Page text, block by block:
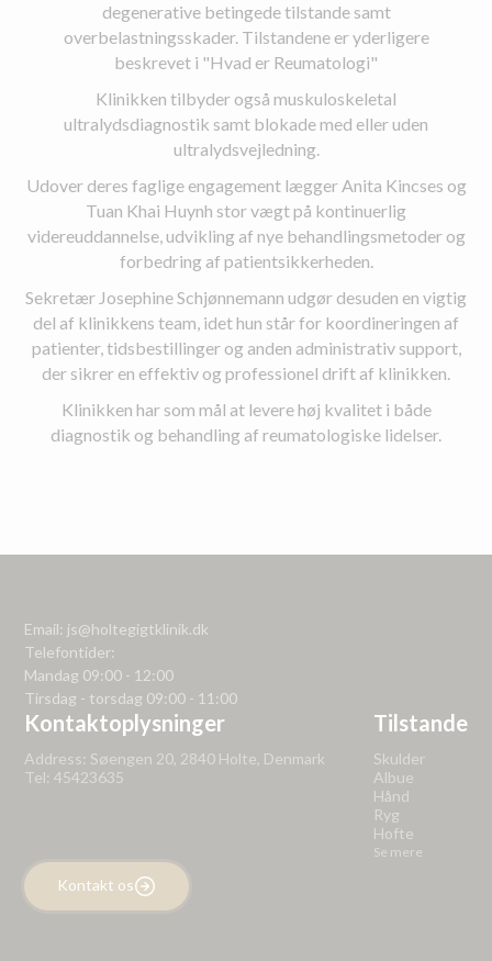
degenerative betingede tilstande samt
overbelastningsskader. Tilstandene er yderligere
beskrevet i "Hvad er Reumatologi"
Klinikken tilbyder også muskuloskeletal
ultralydsdiagnostik samt blokade med eller uden
ultralydsvejledning.
Udover deres faglige engagement lægger Anita Kincses og
Tuan Khai Huynh stor vægt på kontinuerlig
videreuddannelse, udvikling af nye behandlingsmetoder og
forbedring af patientsikkerheden.
Sekretær Josephine Schjønnemann udgør desuden en vigtig
del af klinikkens team, idet hun står for koordineringen af
patienter, tidsbestillinger og anden administrativ support,
der sikrer en effektiv og professionel drift af klinikken.
Klinikken har som mål at levere høj kvalitet i både
diagnostik og behandling af reumatologiske lidelser.
Email: js@holtegigtklinik.dk
Telefontider:
Mandag 09:00 - 12:00
Tirsdag - torsdag 09:00 - 11:00
Kontaktoplysninger
Address: Søengen 20, 2840 Holte, Denmark
Tel: 45423635
Tilstande
Skulder
Albue
Hånd
Ryg
Hofte
Se mere
Kontakt os